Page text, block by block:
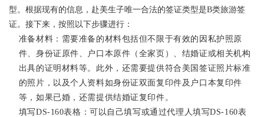
型。根据现有的信息，赴美生子唯一合法的签证类型是B类旅游签
证。接下来，按照以下步骤进行：
准备材料：需要准备的材料包括但不限于有效的因私护照原
件、身份证原件、户口本原件（全家页）、结婚证或相关机构
出具的证明材料等。此外，还需要提供符合美国签证照片标准
的照片，以及个人资料如身份证双面复印件及户口本复印件
等，如果已婚，还需提供结婚证复印件。
填写DS-160表格：可以自己填写或通过代理人填写DS-160表